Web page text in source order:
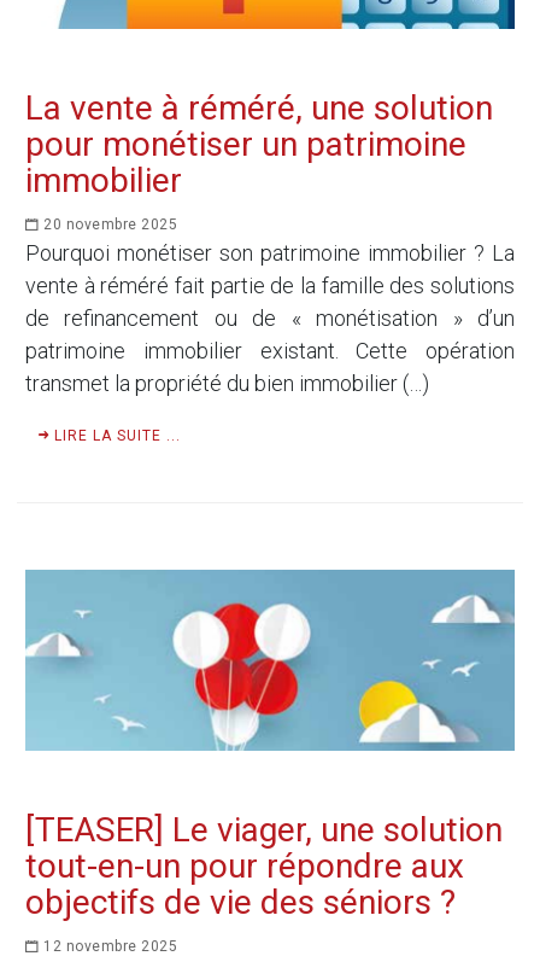
La vente à réméré, une solution
pour monétiser un patrimoine
immobilier
20 novembre 2025
Pourquoi monétiser son patrimoine immobilier ? La
vente à réméré fait partie de la famille des solutions
de refinancement ou de « monétisation » d’un
patrimoine immobilier existant. Cette opération
transmet la propriété du bien immobilier (…)
LIRE LA SUITE ...
[TEASER] Le viager, une solution
tout-en-un pour répondre aux
objectifs de vie des séniors ?
12 novembre 2025